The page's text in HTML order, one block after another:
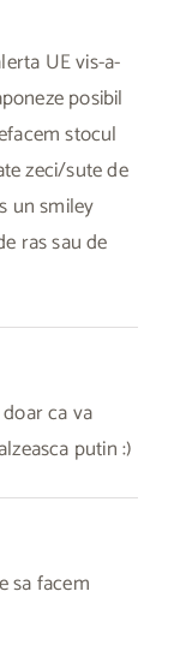
UE vis-a-
posibil
stocul
zeci/sute de
un smiley
ras sau de
ca va
putin :)
sa facem